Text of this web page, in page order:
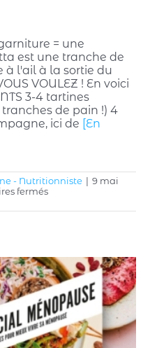
= une
est une tranche de
à l'ail à la sortie du
VOULEZ ! En voici
3-4 tartines
de pain !) 4
ici de [En
- Nutritionniste | 9 mai
ferméssur
bruschetta
recette
en
vidéo